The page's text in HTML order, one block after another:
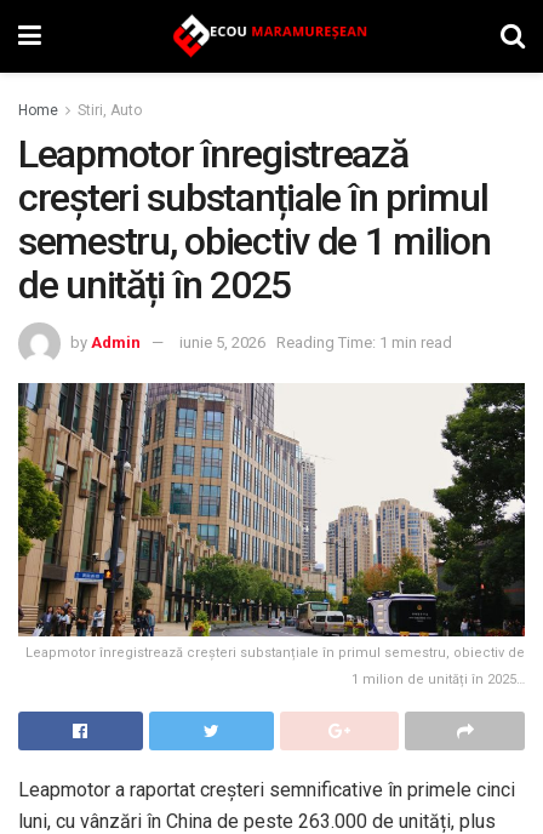
Home Stiri, Auto
Leapmotor înregistrează
creșteri substanțiale în primul
semestru, obiectiv de 1 milion
de unități în 2025
by Admin iunie 5, 2026 Reading Time: 1 min read
Leapmotor înregistrează creșteri substanțiale în primul semestru, obiectiv de
1 milion de unități în 2025…
Leapmotor a raportat creșteri semnificative în primele cinci
luni, cu vânzări în China de peste 263.000 de unități, plus